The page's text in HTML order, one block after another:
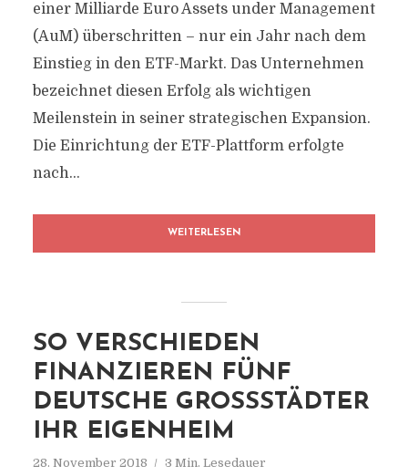
einer Milliarde Euro Assets under Management
(AuM) überschritten – nur ein Jahr nach dem
Einstieg in den ETF-Markt. Das Unternehmen
bezeichnet diesen Erfolg als wichtigen
Meilenstein in seiner strategischen Expansion.
Die Einrichtung der ETF-Plattform erfolgte
nach...
WEITERLESEN
SO VERSCHIEDEN
FINANZIEREN FÜNF
DEUTSCHE GROSSSTÄDTER I
HR EIGENHEIM
28. November 2018 3 Min. Lesedauer